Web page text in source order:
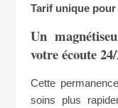
Tarif unique pour
Un
votre écoute
Cette
soins plus